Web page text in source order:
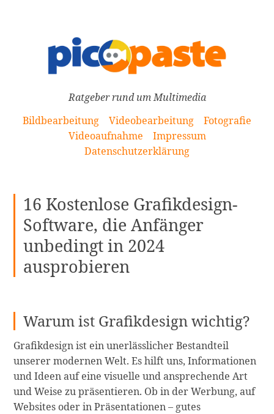
Ratgeber rund um Multimedia
Bildbearbeitung
Videobearbeitung
Fotografie
Videoaufnahme
Impressum
Datenschutzerklärung
16 Kostenlose Grafikdesign-
Software, die Anfänger
unbedingt in 2024
ausprobieren
Warum ist Grafikdesign wichtig?
Grafikdesign ist ein unerlässlicher Bestandteil
unserer modernen Welt. Es hilft uns, Informationen
und Ideen auf eine visuelle und ansprechende Art
und Weise zu präsentieren. Ob in der Werbung, auf
Websites oder in Präsentationen – gutes